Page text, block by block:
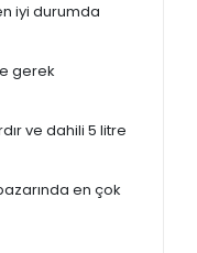
iyi durumda
gerek
ve dahili 5 litre
en çok